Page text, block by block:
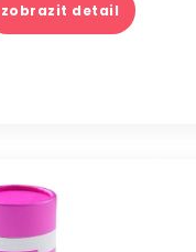
zobrazit detail